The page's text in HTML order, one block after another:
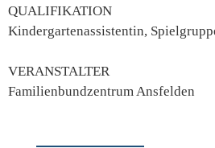
QUALIFIKATION
Kindergartenassistentin,
VERANSTALTER
Familienbundzentrum Ansfelden